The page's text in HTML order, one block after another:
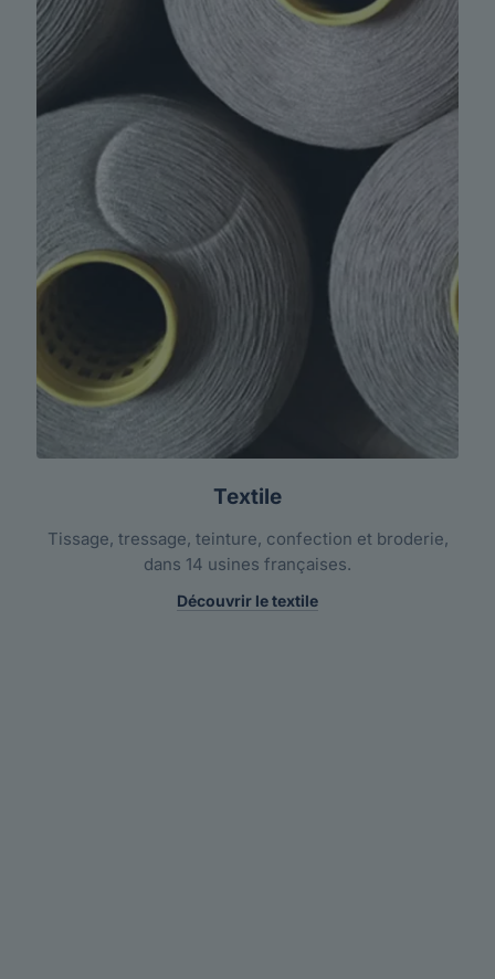
Textile
Tissage, tressage, teinture, confection et broderie,
dans 14 usines françaises.
Découvrir le textile